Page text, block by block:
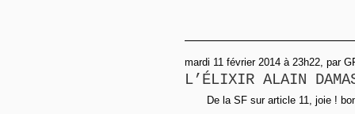
mardi 11 février 2014 à 23h22, par
L’ÉLIXIR ALAIN
De la SF sur article 11, joie !